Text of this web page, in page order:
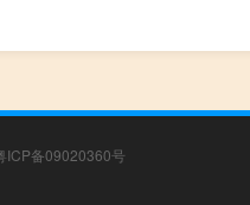
ICP备09020360号